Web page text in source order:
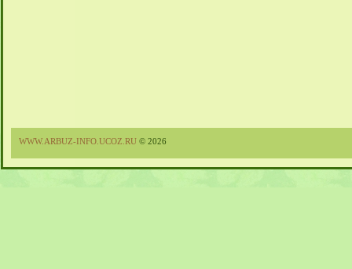
WWW.ARBUZ-INFO.UCOZ.RU © 2026